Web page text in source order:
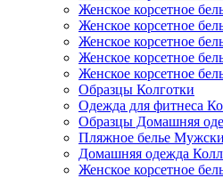
Женское корсетное
Женское корсетное
Женское корсетное
Женское корсетное
Женское корсетное
Образцы Колготки
Одежда для фитнеса
Образцы Домашняя
Пляжное белье
Домашняя одежда
Женское корсетное